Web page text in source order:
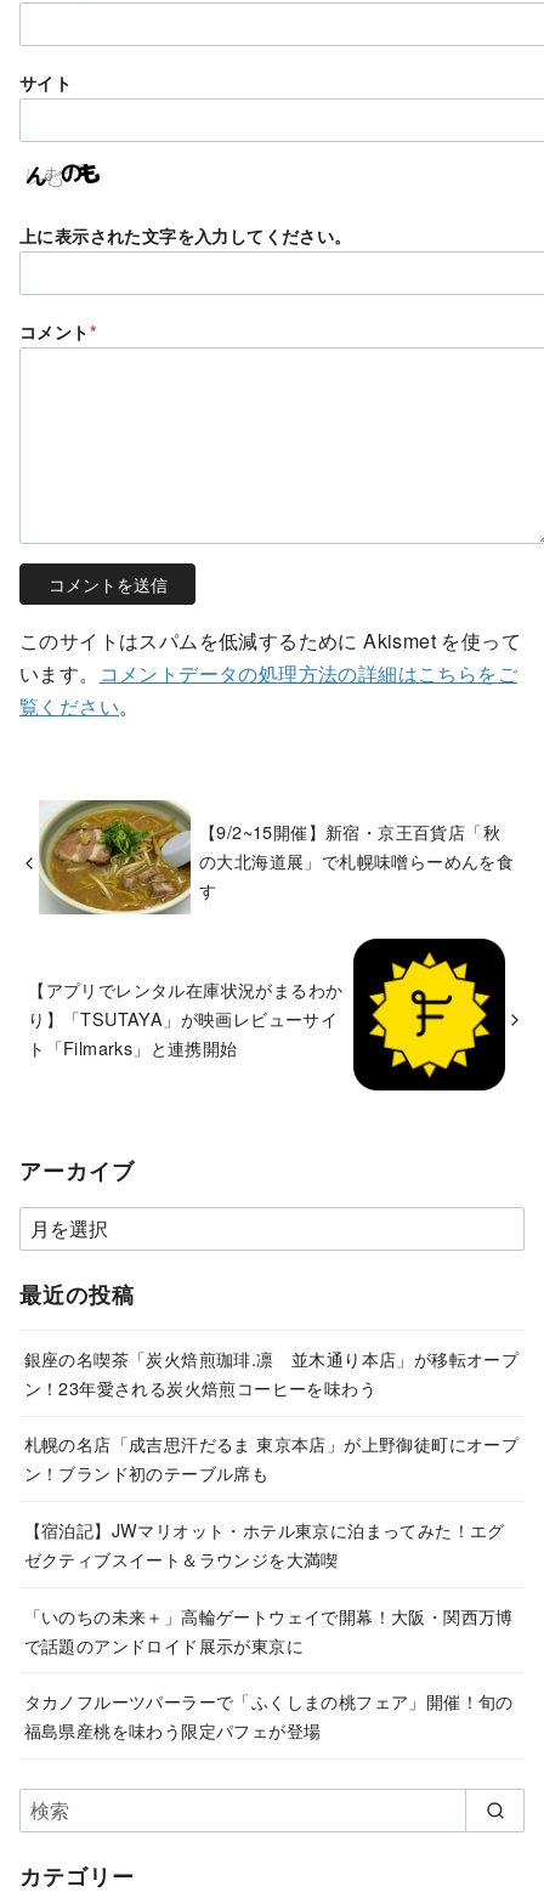
サイト
上に表示された文字を入力してください。
コメント*
このサイトはスパムを低減するために Akismet を使って
います。
コメントデータの処理方法の詳細はこちらをご
覧ください。
【9/2~15開催】新宿・京王百貨店「秋
の大北海道展」で札幌味噌らーめんを食
す
【アプリでレンタル在庫状況がまるわか
り】「TSUTAYA」が映画レビューサイ
ト「Filmarks」と連携開始
アーカイブ
ア
ー
カ
ブ
最近の投稿
銀座の名喫茶「炭火焙煎珈琲.凛 並木通り本店」が移転オープ
ン！23年愛される炭火焙煎コーヒーを味わう
札幌の名店「成吉思汗だるま 東京本店」が上野御徒町にオープ
ン！ブランド初のテーブル席も
【宿泊記】JWマリオット・ホテル東京に泊まってみた！エグ
ゼクティブスイート＆ラウンジを大満喫
「いのちの未来＋」高輪ゲートウェイで開幕！大阪・関西万博
で話題のアンドロイド展示が東京に
タカノフルーツパーラーで「ふくしまの桃フェア」開催！旬の
福島県産桃を味わう限定パフェが登場
カテゴリー